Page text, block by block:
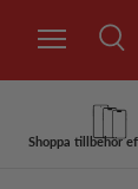
Hoppa till
Sök
Shoppa tillbehör